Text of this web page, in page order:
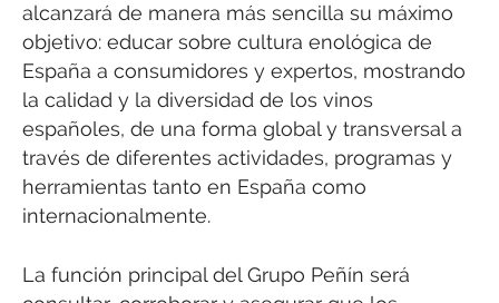
alcanzará de manera más sencilla su máximo
objetivo: educar sobre cultura enológica de
España a consumidores y expertos, mostrando
la calidad y la diversidad de los vinos
españoles, de una forma global y transversal a
través de diferentes actividades, programas y
herramientas tanto en España como
internacionalmente.
La función principal del Grupo Peñín será